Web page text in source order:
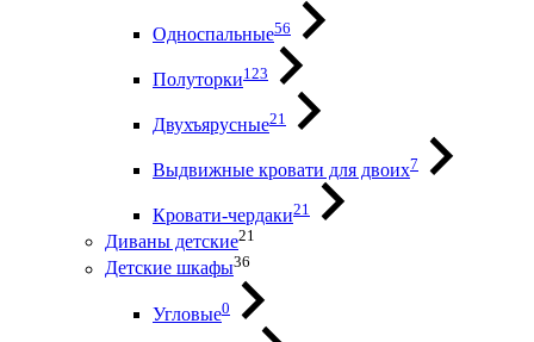
Односпальные56
Полуторки123
Двухъярусные21
Выдвижные кровати для двоих7
Кровати-чердаки21
Диваны детские21
Детские шкафы36
Угловые0